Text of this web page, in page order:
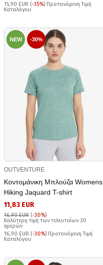
15,90 EUR (-35%) Προτεινόμενη Τιμή
Καταλόγου
NEW -30%
OUTVENTURE
Κοντομάνικη Μπλούζα Womens
Hiking Jaquard T-shirt
11,83 EUR
16,90 EUR (-30%)
Καλύτερη τιμή των τελευταίων 30
ημερών
16,90 EUR (-30%) Προτεινόμενη Τιμή
Καταλόγου